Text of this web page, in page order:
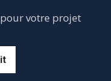
votre projet